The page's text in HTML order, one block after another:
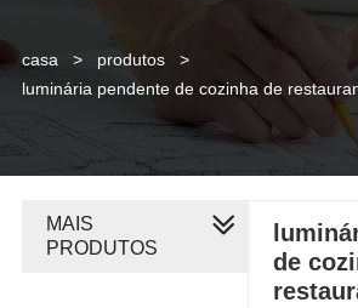
casa > produtos
>
luminária pendente de cozinha de
de
MAIS
PRODUTOS